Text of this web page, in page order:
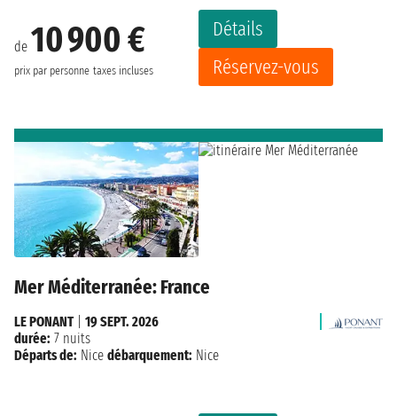
de 10 900 €
prix par personne taxes incluses
Détails
Réservez-vous
Mer Méditerranée: France
LE PONANT| 19 SEPT. 2026
durée: 7 nuits
Départs de: Nice débarquement: Nice